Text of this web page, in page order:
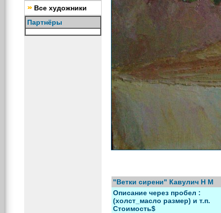
Все художники
Партнёры
"Ветки сирени" Кавулич Н М
Описание через пробел :
(холст_масло размер) и т.п.
Стоимость$